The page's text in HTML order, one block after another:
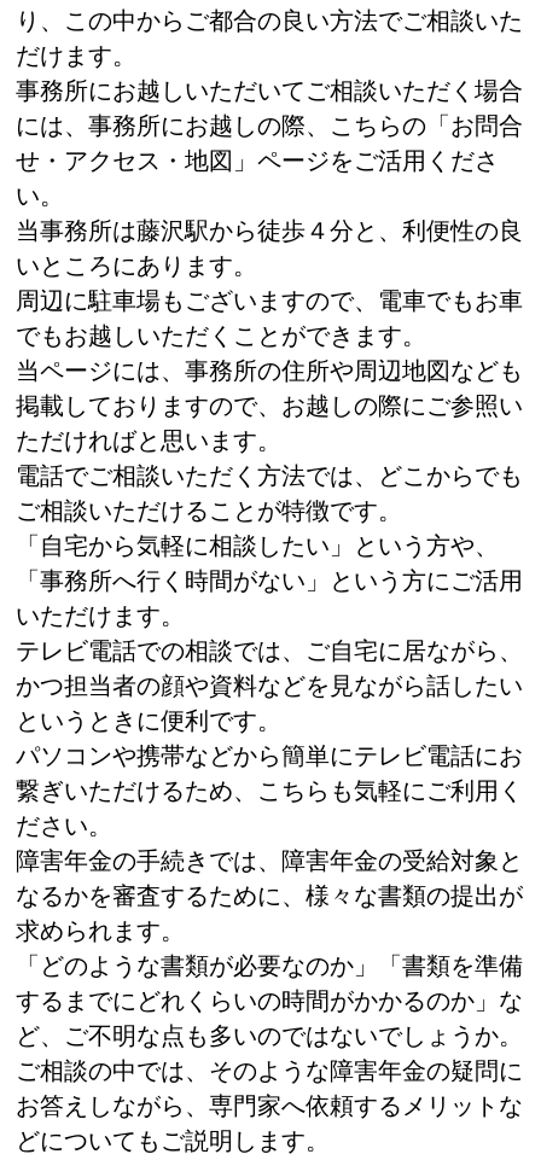
り、この中からご都合の良い方法でご相談いた
だけます。
事務所にお越しいただいてご相談いただく場合
には、事務所にお越しの際、こちらの「お問合
せ・アクセス・地図」ページをご活用くださ
い。
当事務所は藤沢駅から徒歩４分と、利便性の良
いところにあります。
周辺に駐車場もございますので、電車でもお車
でもお越しいただくことができます。
当ページには、事務所の住所や周辺地図なども
掲載しておりますので、お越しの際にご参照い
ただければと思います。
電話でご相談いただく方法では、どこからでも
ご相談いただけることが特徴です。
「自宅から気軽に相談したい」という方や、
「事務所へ行く時間がない」という方にご活用
いただけます。
テレビ電話での相談では、ご自宅に居ながら、
かつ担当者の顔や資料などを見ながら話したい
というときに便利です。
パソコンや携帯などから簡単にテレビ電話にお
繋ぎいただけるため、こちらも気軽にご利用く
ださい。
障害年金の手続きでは、障害年金の受給対象と
なるかを審査するために、様々な書類の提出が
求められます。
「どのような書類が必要なのか」「書類を準備
するまでにどれくらいの時間がかかるのか」な
ど、ご不明な点も多いのではないでしょうか。
ご相談の中では、そのような障害年金の疑問に
お答えしながら、専門家へ依頼するメリットな
どについてもご説明します。